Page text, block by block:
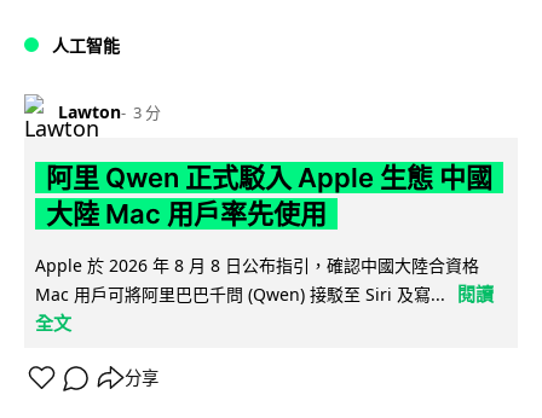
人工智能
Lawton 3 分
阿里 Qwen 正式駁入 Apple 生態 中國
大陸 Mac 用戶率先使用
Apple 於 2026 年 8 月 8 日公布指引，確認中國大陸合資格
Mac 用戶可將阿里巴巴千問 (Qwen) 接駁至 Siri 及寫...
閱讀
全文
分享